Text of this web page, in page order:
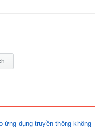
ứng dụng truyền thông không